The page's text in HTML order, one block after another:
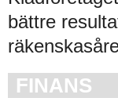
bättre
FINANS